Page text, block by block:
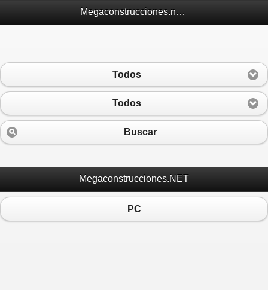
Megaconstrucciones.net Móvil
Todos
Todos
Buscar
Megaconstrucciones.NET
PC